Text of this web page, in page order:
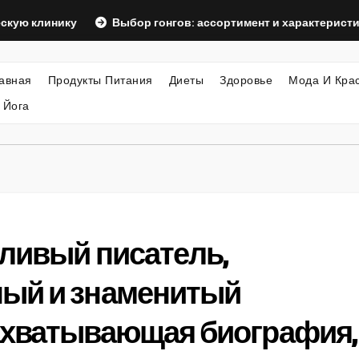
Выбор гонгов: ассортимент и характеристики
Продукты Питания Диеты Здоровье Мода И
писатель,
и знаменитый
биография,